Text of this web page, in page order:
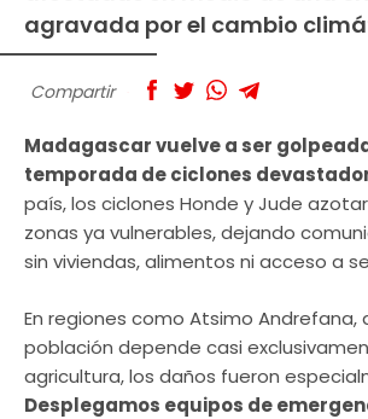
agravada por el cambio
Compartir
Madagascar vuelve a ser
temporada de ciclones
país, los ciclones Honde y Jude
zonas ya vulnerables, dejando
sin viviendas, alimentos ni acceso a
En regiones como Atsimo Andrefana,
población depende casi
agricultura, los daños fueron
Desplegamos equipos de